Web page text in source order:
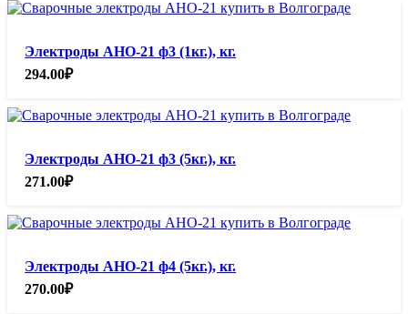
Электроды АНО-21 ф3 (1кг.), кг.
294.00₽
Электроды АНО-21 ф3 (5кг.), кг.
271.00₽
Электроды АНО-21 ф4 (5кг.), кг.
270.00₽